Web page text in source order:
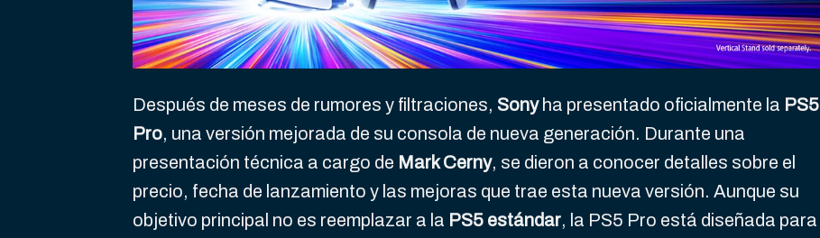
Después de meses de rumores y filtraciones, Sonyha presentado oficialmente la PS5
Pro, una versión mejorada de su consola de nueva generación. Durante una
presentación técnica a cargo de Mark Cerny, se dieron a conocer detalles sobre el
precio, fecha de lanzamiento y las mejoras que trae esta nueva versión. Aunque su
objetivo principal no es reemplazar a la PS5 estándar, la PS5 Pro está diseñada para